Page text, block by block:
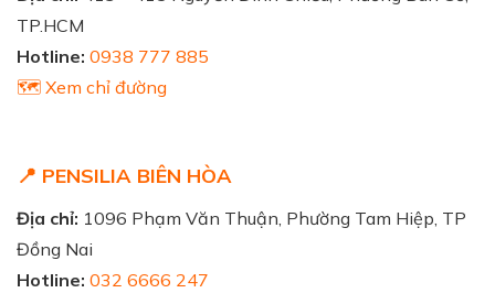
TP.HCM
Hotline: 0938 777 885
🗺️ Xem chỉ đường
📍 PENSILIA BIÊN HÒA
Địa chỉ: 1096 Phạm Văn Thuận, Phường Tam Hiệp, TP
Đồng Nai
Hotline: 032 6666 247